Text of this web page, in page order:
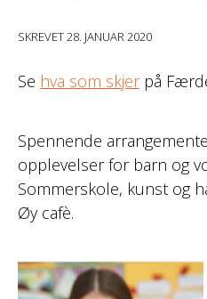
SKREVET28. JANUAR 2020
Se hva som skjerpå
Spennende
opplevelser for barn og
Sommerskole, kunst og
Øy cafè.